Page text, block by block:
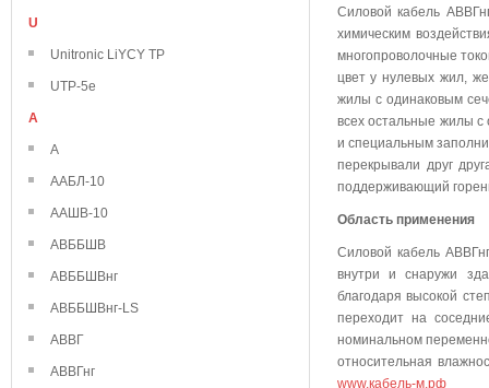
U
Unitronic LiYCY TP
UTP-5e
А
А
ААБЛ-10
ААШВ-10
АВББШВ
АВББШВнг
АВББШВнг-LS
АВВГ
АВВГнг
Силовой кабель
химическим
многопроволочные
цвет у нулевых жил,
жилы с одинаковым
всех остальные жилы с
и специальным
перекрывали друг
поддерживающий
Область применения
Силовой кабель
внутри и снаружи
благодаря высокой
переходит на
номинальном
относительная
www.кабель-м.рф